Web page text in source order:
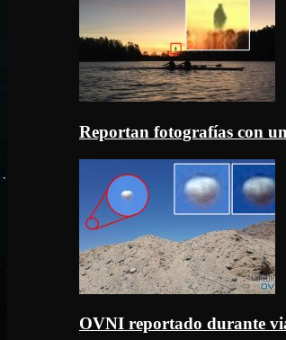
Reportan fotografías con
OVNI reportado durante